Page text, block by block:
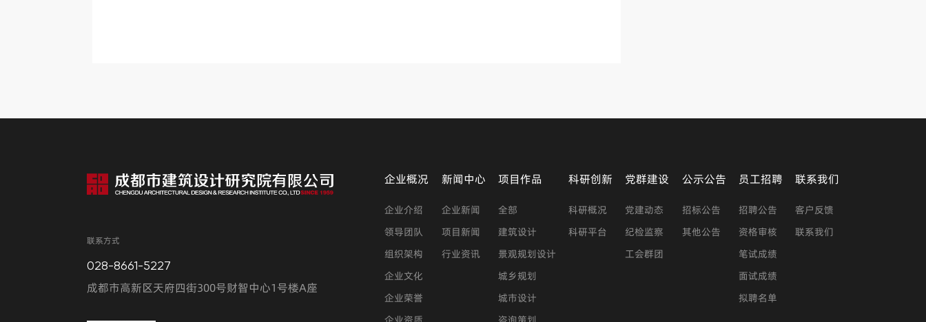
联系方式
028-8661-5227
成都市高新区天府四街300号财智中心1号楼A座
企业概况
企业介绍
领导团队
组织架构
企业文化
企业荣誉
新闻中心
企业新闻
项目新闻
行业资讯
项目作品
全部
建筑设计
景观规划设计
城乡规划
城市设计
科研创新
科研概况
科研平台
党群建设
党建动态
纪检监察
工会群团
公示公告
招标公告
其他公告
员工招聘
招聘公告
资格审核
笔试成绩
面试成绩
拟聘名单
联系我们
客户反馈
联系我们